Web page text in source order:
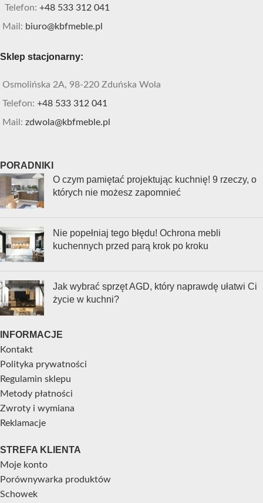
Telefon: +48 533 312 041
Mail: biuro@kbfmeble.pl
Sklep stacjonarny:
Osmolińska 2A, 98-220 Zduńska Wola
Telefon: +48 533 312 041
Mail: zdwola@kbfmeble.pl
PORADNIKI
O czym pamiętać projektując kuchnię! 9 rzeczy, o
których nie możesz zapomnieć
Nie popełniaj tego błędu! Ochrona mebli
kuchennych przed parą krok po kroku
Jak wybrać sprzęt AGD, który naprawdę ułatwi Ci
życie w kuchni?
INFORMACJE
Kontakt
Polityka prywatności
Regulamin sklepu
Metody płatności
Zwroty i wymiana
Reklamacje
STREFA KLIENTA
Moje konto
Porównywarka produktów
Schowek